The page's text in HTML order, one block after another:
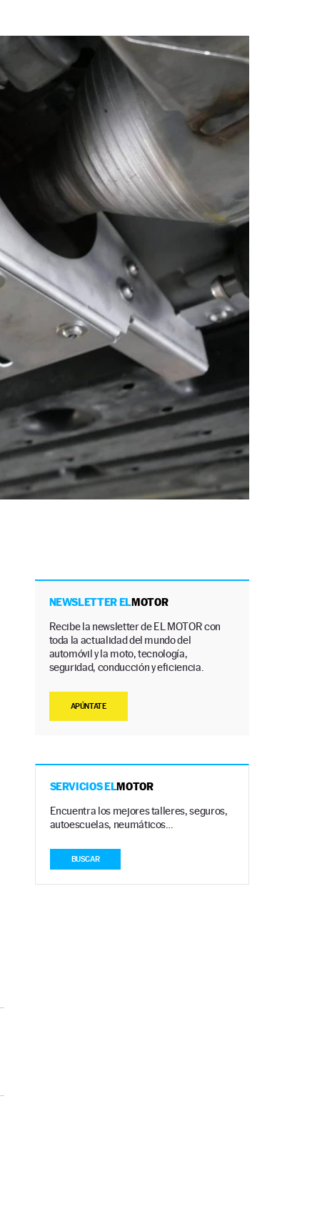
NEWSLETTER ELMOTOR
Recibe la newsletter de EL MOTOR con
toda la actualidad del mundo del
automóvil y la moto, tecnología,
seguridad, conducción y eficiencia.
APÚNTATE
SERVICIOS ELMOTOR
Encuentra los mejores talleres, seguros,
autoescuelas, neumáticos…
BUSCAR